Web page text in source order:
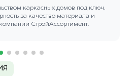
каркасных домов под ключ,
за качество материала и
СтройАссортимент.